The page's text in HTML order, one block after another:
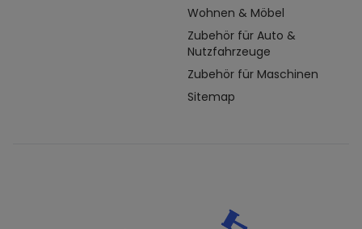
Wohnen & Möbel
Zubehör für Auto &
Nutzfahrzeuge
Zubehör für Maschinen
Sitemap